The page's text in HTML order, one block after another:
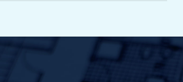
juega un papel fundamental
inquilinos. Nuestros pintores
de darle un aspecto renovado y fresco